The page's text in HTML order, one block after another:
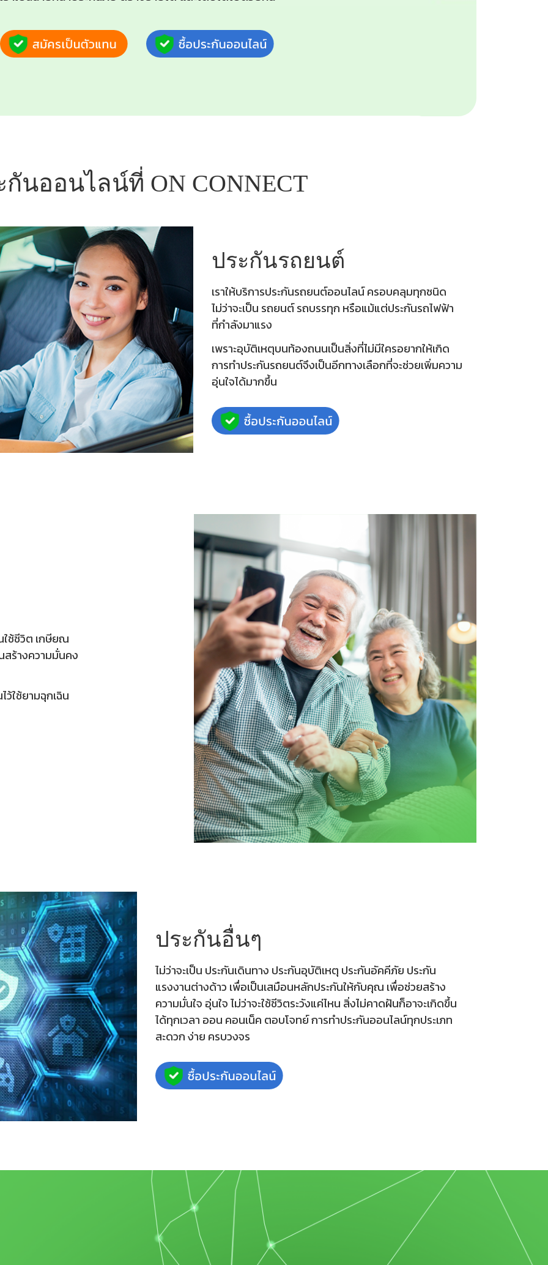
กันออนไลน์ที่ ON CONNECT
ประกันรถยนต์
เราให้บริการประกันรถยนต์ออนไลน์ ครอบคลุมทุกชนิด
ไม่ว่าจะเป็น รถยนต์ รถบรรทุก หรือแม้แต่ประกันรถไฟฟ้า
ที่กำลังมาแรง
เพราะอุบัติเหตุบนท้องถนนเป็นสิ่งที่ไม่มีใครอยากให้เกิด
การทำประกันรถยนต์จึงเป็นอีกทางเลือกที่จะช่วยเพิ่มความ
อุ่นใจได้มากขึ้น
ใช้ชีวิต เกษียณ
สร้างความมั่นคง
ใช้ยามฉุกเฉิน
ประกันอื่นๆ
ไม่ว่าจะเป็น ประกันเดินทาง ประกันอุบัติเหตุ ประกันอัคคีภัย ประกัน
แรงงานต่างด้าว เพื่อเป็นเสมือนหลักประกันให้กับคุณ เพื่อช่วยสร้าง
ความมั่นใจ อุ่นใจ ไม่ว่าจะใช้ชีวิตระวังแค่ไหน สิ่งไม่คาดฝันก็อาจะเกิดขึ้น
ได้ทุกเวลา ออน คอนเน็ค ตอบโจทย์ การทำประกันออนไลน์ทุกประเภท
สะดวก ง่าย ครบวงจร